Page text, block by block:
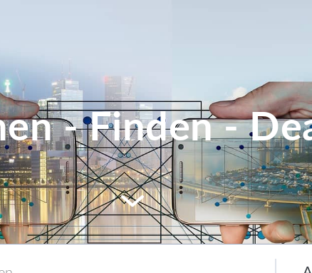
MEM
Verpackung
Verbände
Services
- Finden -
to content